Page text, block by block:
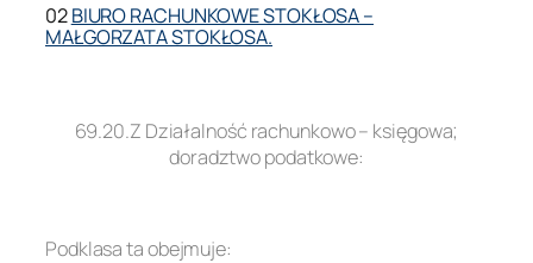
02BIURO RACHUNKOWE STOKŁOSA –
MAŁGORZATA STOKŁOSA.
69.20.Z Działalność rachunkowo – księgowa;
doradztwo podatkowe:
Podklasa ta obejmuje: